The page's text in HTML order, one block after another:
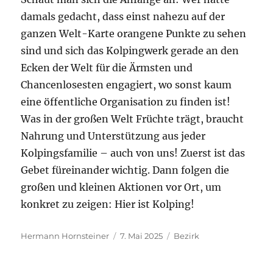
damals gedacht, dass einst nahezu auf der
ganzen Welt-Karte orangene Punkte zu sehen
sind und sich das Kolpingwerk gerade an den
Ecken der Welt für die Ärmsten und
Chancenlosesten engagiert, wo sonst kaum
eine öffentliche Organisation zu finden ist!
Was in der großen Welt Früchte trägt, braucht
Nahrung und Unterstützung aus jeder
Kolpingsfamilie – auch von uns! Zuerst ist das
Gebet füreinander wichtig. Dann folgen die
großen und kleinen Aktionen vor Ort, um
konkret zu zeigen: Hier ist Kolping!
Autor
Hermann Hornsteiner
Veröffentlicht
7. Mai 2025 Kategorien
Bezirk